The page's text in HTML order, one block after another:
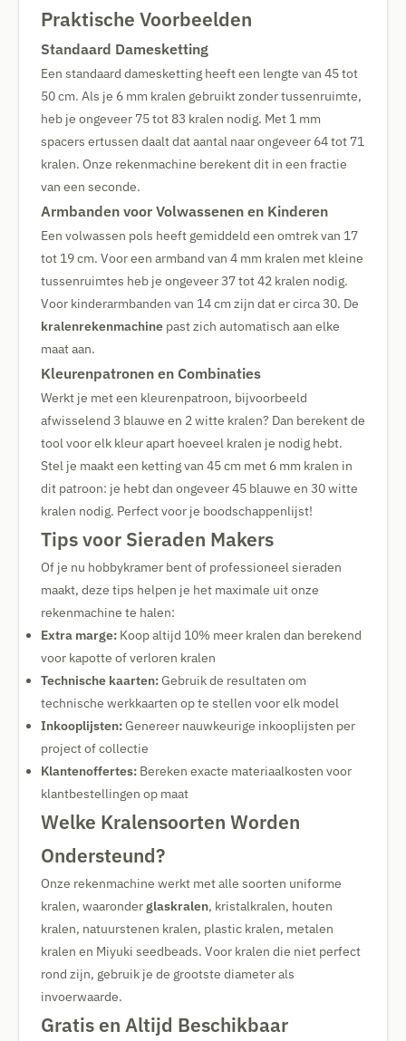
Praktische Voorbeelden
Standaard Damesketting
Een standaard damesketting heeft een lengte van 45 tot
50 cm. Als je 6 mm kralen gebruikt zonder tussenruimte,
heb je ongeveer 75 tot 83 kralen nodig. Met 1 mm
spacers ertussen daalt dat aantal naar ongeveer 64 tot 71
kralen. Onze rekenmachine berekent dit in een fractie
van een seconde.
Armbanden voor Volwassenen en Kinderen
Een volwassen pols heeft gemiddeld een omtrek van 17
tot 19 cm. Voor een armband van 4 mm kralen met kleine
tussenruimtes heb je ongeveer 37 tot 42 kralen nodig.
Voor kinderarmbanden van 14 cm zijn dat er circa 30. De
kralenrekenmachine past zich automatisch aan elke
maat aan.
Kleurenpatronen en Combinaties
Werkt je met een kleurenpatroon, bijvoorbeeld
afwisselend 3 blauwe en 2 witte kralen? Dan berekent de
tool voor elk kleur apart hoeveel kralen je nodig hebt.
Stel je maakt een ketting van 45 cm met 6 mm kralen in
dit patroon: je hebt dan ongeveer 45 blauwe en 30 witte
kralen nodig. Perfect voor je boodschappenlijst!
Tips voor Sieraden Makers
Of je nu hobbykramer bent of professioneel sieraden
maakt, deze tips helpen je het maximale uit onze
rekenmachine te halen:
Extra marge: Koop altijd 10% meer kralen dan berekend
voor kapotte of verloren kralen
Technische kaarten:Gebruik de resultaten om
technische werkkaarten op te stellen voor elk model
Inkooplijsten:Genereer nauwkeurige inkooplijsten per
project of collectie
Klantenoffertes: Bereken exacte materiaalkosten voor
klantbestellingen op maat
Welke Kralensoorten Worden
Ondersteund?
Onze rekenmachine werkt met alle soorten uniforme
kralen, waaronderglaskralen, kristalkralen, houten
kralen, natuurstenen kralen, plastic kralen, metalen
kralen en Miyuki seedbeads. Voor kralen die niet perfect
rond zijn, gebruik je de grootste diameter als
invoerwaarde.
Gratis en Altijd Beschikbaar